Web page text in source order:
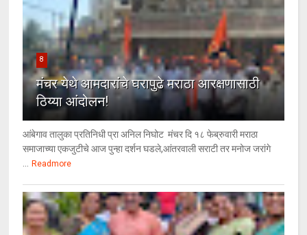
8
मंचर येथे आमदारांचे घरापुढे मराठा आरक्षणासाठी
ठिय्या आंदोलन!
आंबेगाव तालुका प्रतिनिधी प्रा अनिल निघोट मंचर दि १८ फेब्रुवारी मराठा
समाजाच्या एकजुटीचे आज पुन्हा दर्शन घडले,आंतरवाली सराटी तर मनोज जरांगे
... Readmore